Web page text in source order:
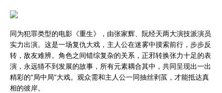
同为犯罪类型的电影《重生》，由张家辉、阮经天两大演技派演员
实力出演。这是一场复仇大戏，主人公在迷雾中摸索前行，步步反
转，敌友难辨。角色之间错综复杂的关系，正邪转换张力十足的表
演，永远猜不到发展的故事，所有元素耦合其中，共同呈现出一出
精彩的“局中局”大戏。观众需和主人公一同抽丝剥茧，才能抵达真
相的彼岸。